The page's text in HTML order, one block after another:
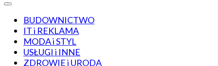
BUDOWNICTWO
IT i REKLAMA
MODA i STYL
USŁUGI i INNE
ZDROWIE i URODA